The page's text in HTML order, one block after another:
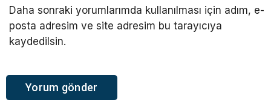
Daha sonraki yorumlarımda kullanılması için adım, e-
posta adresim ve site adresim bu tarayıcıya
kaydedilsin.